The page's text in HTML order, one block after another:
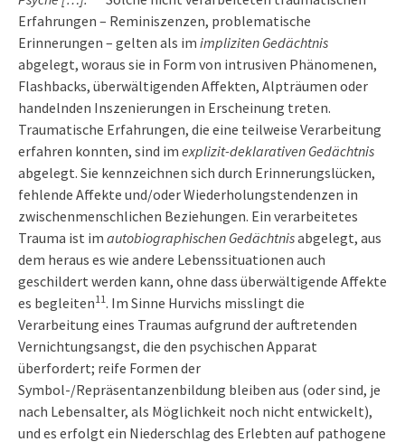
Erfahrungen – Reminiszenzen, problematische
Erinnerungen – gelten als im impliziten Gedächtnis
abgelegt, woraus sie in Form von intrusiven Phänomenen,
Flashbacks, überwältigenden Affekten, Alpträumen oder
handelnden Inszenierungen in Erscheinung treten.
Traumatische Erfahrungen, die eine teilweise Verarbeitung
erfahren konnten, sind im explizit-deklarativen Gedächtnis
abgelegt. Sie kennzeichnen sich durch Erinnerungslücken,
fehlende Affekte und/oder Wiederholungstendenzen in
zwischenmenschlichen Beziehungen. Ein verarbeitetes
Trauma ist im autobiographischen Gedächtnisabgelegt, aus
dem heraus es wie andere Lebenssituationen auch
geschildert werden kann, ohne dass überwältigende Affekte
es begleiten11. Im Sinne Hurvichs misslingt die
Verarbeitung eines Traumas aufgrund der auftretenden
Vernichtungsangst, die den psychischen Apparat
überfordert; reife Formen der
Symbol-/Repräsentanzenbildung bleiben aus (oder sind, je
nach Lebensalter, als Möglichkeit noch nicht entwickelt),
und es erfolgt ein Niederschlag des Erlebten auf pathogene